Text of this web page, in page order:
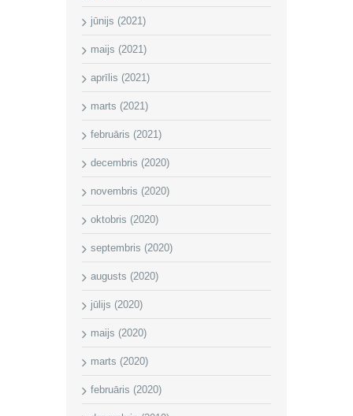
jūnijs (2021)
maijs (2021)
aprīlis (2021)
marts (2021)
februāris (2021)
decembris (2020)
novembris (2020)
oktobris (2020)
septembris (2020)
augusts (2020)
jūlijs (2020)
maijs (2020)
marts (2020)
februāris (2020)